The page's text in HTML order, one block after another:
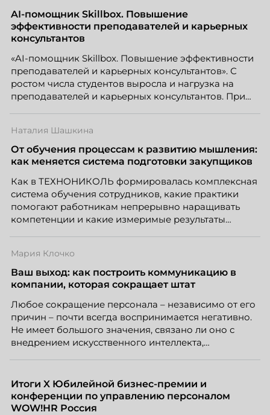
AI-помощник Skillbox. Повышение
эффективности преподавателей и карьерных
консультантов
«AI-помощник Skillbox. Повышение эффективности
преподавателей и карьерных консультантов». С
ростом числа студентов выросла и нагрузка на
преподавателей и карьерных консультантов. При
повысить эффективность сотрудников, ускорить
процессы, сохранить качество поддержки и
масштабироваться без роста команды. Так и
Skillbox.
Наталия Шашкина
От обучения процессам к развитию мышления:
как меняется система подготовки закупщиков
Как в ТЕХНОНИКОЛЬ формировалась комплексная
система обучения сотрудников, какие практики
помогают работникам непрерывно наращивать
компетенции и какие измеримые результаты
закупкам направления «Минеральная изоляция»
компании ТЕХНОНИКОЛЬ.
Мария Клочко
Ваш выход: как построить коммуникацию в
компании, которая сокращает штат
Любое сокращение персонала – независимо от его
причин – почти всегда воспринимается негативно.
Не имеет большого значения, связано ли оно с
внедрением искусственного интеллекта,
структуры компании. Для сотрудников сокращения
означают потерю стабильности, а для внешнего
рынка становятся сигналом о возможных
Итоги X Юбилейной бизнес-премии и
конференции по управлению персоналом
WOW!HR Россия